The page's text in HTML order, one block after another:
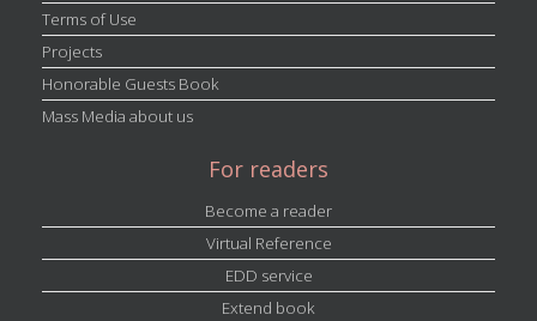
Terms of Use
Projects
Honorable Guests Book
Mass Media about us
For readers
Become a reader
Virtual Reference
EDD service
Extend book